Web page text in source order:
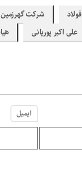
فولاد شرکت گهرزمین
علی اکبر پوریانی
ایمیل